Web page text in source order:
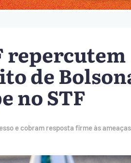
repercutem
de
no STF
e cobram resposta firme às